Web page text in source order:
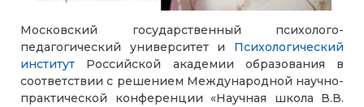
Московский государственный психолого-
педагогический университет и Психологический
институт Российской академии образования в
соответствии с решением Международной научно-
практической конференции «Научная школа В.В.